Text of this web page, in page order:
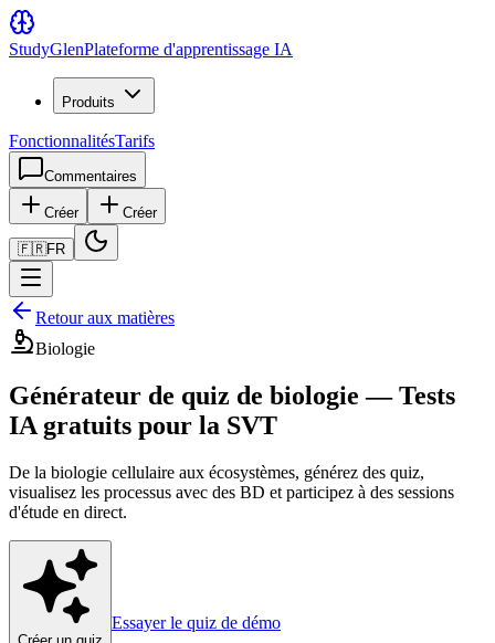
StudyGlenPlateforme d'apprentissage IA
Produits
FonctionnalitésTarifs
Commentaires
Créer Créer
🇫🇷FR
Retour aux matières
Biologie
Générateur de quiz de biologie — Tests
IA gratuits pour la SVT
De la biologie cellulaire aux écosystèmes, générez des quiz,
visualisez les processus avec des BD et participez à des sessions
d'étude en direct.
Essayer le quiz de démo